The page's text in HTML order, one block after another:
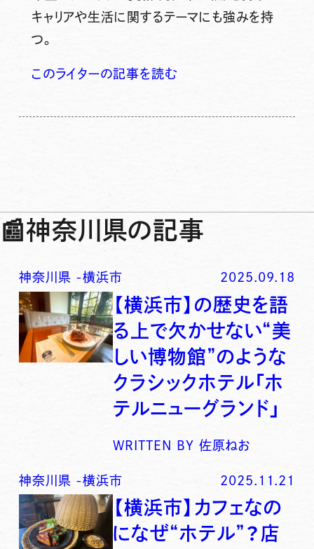
キャリアや生活に関するテーマにも強みを持
つ。
このライターの記事を読む
📰神奈川県の記事
神奈川県 -横浜市 2025.09.18
【横浜市】の歴史を語
る上で欠かせない“美
しい博物館”のような
クラシックホテル「ホ
テルニューグランド」
WRITTEN BY 佐原ねお
神奈川県 -横浜市 2025.11.21
【横浜市】カフェなの
になぜ“ホテル”？店